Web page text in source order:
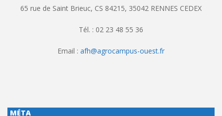
65 rue de Saint Brieuc, CS 84215, 35042 RENNES CEDEX
Tél. : 02 23 48 55 36
Email : afh@agrocampus-ouest.fr
MÉTA